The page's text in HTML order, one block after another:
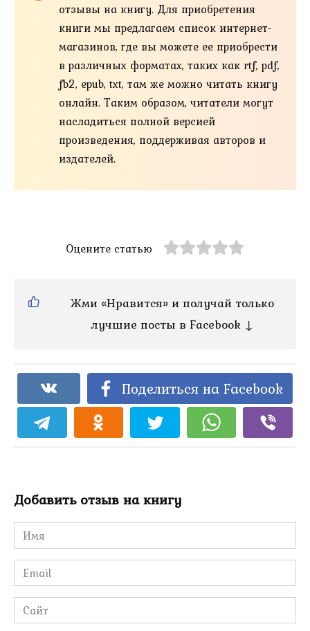
отзывы на книгу. Для приобретения
книги мы предлагаем список интернет-
магазинов, где вы можете ее приобрести
в различных форматах, таких как rtf, pdf,
fb2, epub, txt, там же можно читать книгу
онлайн. Таким образом, читатели могут
насладиться полной версией
произведения, поддерживая авторов и
издателей.
Оцените статью
Жми «Нравится» и получай только
лучшие посты в Facebook ↓
Поделиться на Facebook
Добавить отзыв на книгу
Имя
*
Email
*
Сайт